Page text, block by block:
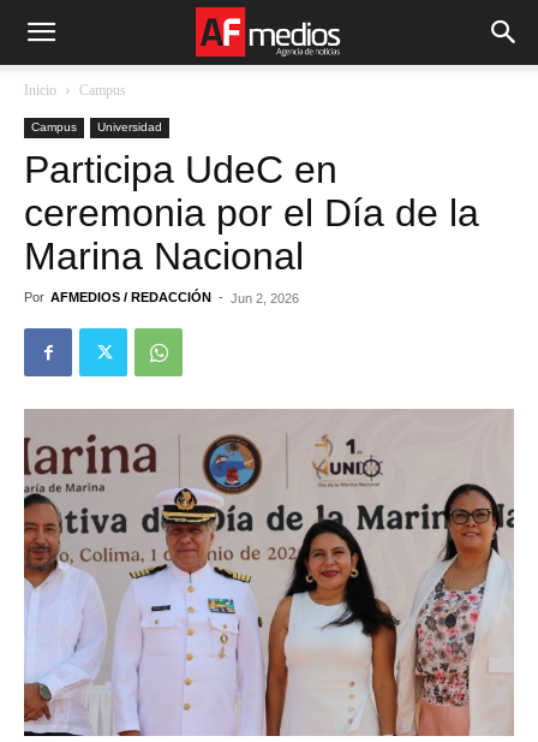
Inicio Campus
Campus Universidad
Participa UdeC en
ceremonia por el Día de la
Marina Nacional
Por AFMEDIOS / REDACCIÓN - Jun 2, 2026